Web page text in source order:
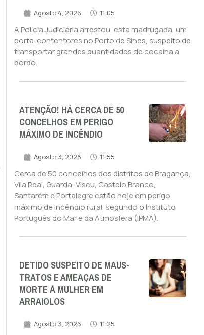
Agosto 4, 2026 11:05
A Polícia Judiciária arrestou, esta madrugada, um
porta-contentores no Porto de Sines, suspeito de
transportar grandes quantidades de cocaína a
bordo.
ATENÇÃO! HÁ CERCA DE 50
CONCELHOS EM PERIGO
MÁXIMO DE INCÊNDIO
Agosto 3, 2026 11:55
Cerca de 50 concelhos dos distritos de Bragança,
Vila Real, Guarda, Viseu, Castelo Branco,
Santarém e Portalegre estão hoje em perigo
máximo de incêndio rural, segundo o Instituto
Português do Mar e da Atmosfera (IPMA).
DETIDO SUSPEITO DE MAUS-
TRATOS E AMEAÇAS DE
MORTE À MULHER EM
ARRAIOLOS
Agosto 3, 2026 11:25